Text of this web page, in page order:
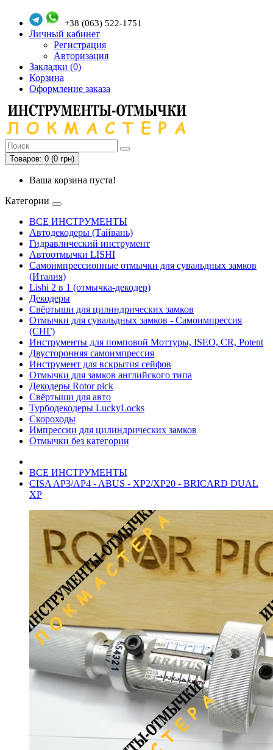
+38 (063) 522-1751
Личный кабинет
Регистрация
Авторизация
Закладки (0)
Корзина
Оформление заказа
Товаров: 0 (0 грн)
Ваша корзина пуста!
Категории
ВСЕ ИНСТРУМЕНТЫ
Автодекодеры (Тайвань)
Гидравлический инструмент
Автоотмычки LISHI
Самоимпрессионные отмычки для сувальдных замков
(Италия)
Lishi 2 в 1 (отмычка-декодер)
Декодеры
Свёртыши для цилиндрических замков
Отмычки для сувальдных замков - Самоимпрессия
(СНГ)
Инструменты для помповой Моттуры, ISEO, CR, Potent
Двусторонняя самоимпрессия
Инструмент для вскрытия сейфов
Отмычки для замков английского типа
Декодеры Rotor pick
Свёртыши для авто
Турбодекодеры LuckyLocks
Скороходы
Импрессии для цилиндрических замков
Отмычки без категории
ВСЕ ИНСТРУМЕНТЫ
CISA AP3/AP4 - ABUS - XP2/XP20 - BRICARD DUAL
XP